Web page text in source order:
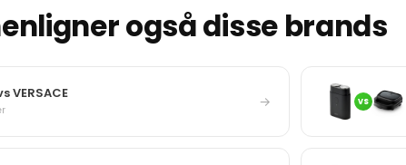
også disse brands
VERSACE → VS